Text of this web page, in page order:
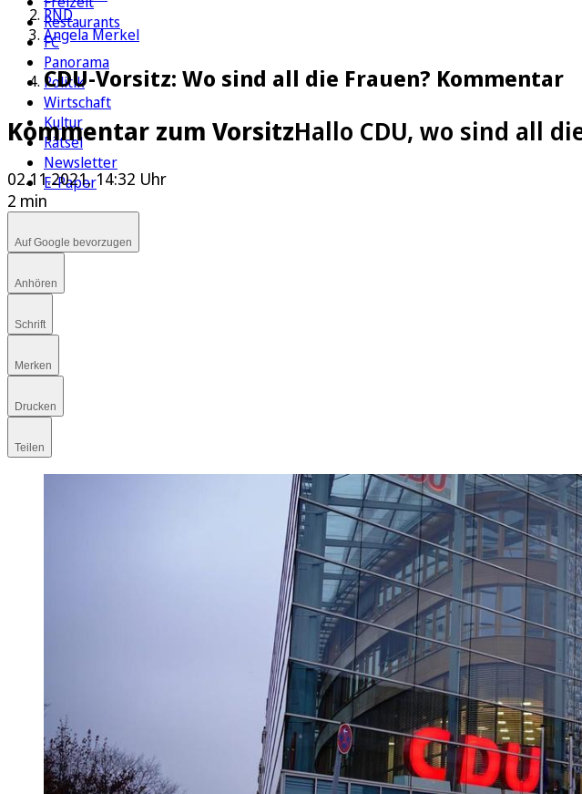
Restaurants
FC
Panorama
Politik
Wirtschaft
Kultur
Rätsel
Newsletter
E-Paper
RND
Angela Merkel
CDU-Vorsitz: Wo sind all die Frauen? Kommentar
Kommentar zum VorsitzHallo CDU, wo sind all
02.11.2021, 14:32 Uhr
2 min
Auf Google bevorzugen
Anhören
Schrift
Merken
Drucken
Teilen